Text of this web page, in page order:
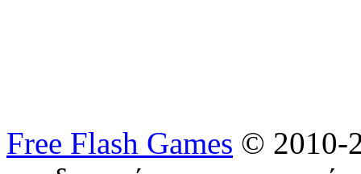
Free Flash Games © 2010-